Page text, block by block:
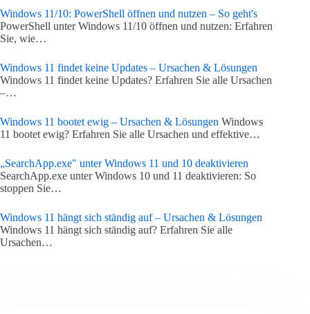
Windows 11/10: PowerShell öffnen und nutzen – So geht's
PowerShell unter Windows 11/10 öffnen und nutzen: Erfahren
Sie, wie…
Windows 11 findet keine Updates – Ursachen & Lösungen
Windows 11 findet keine Updates? Erfahren Sie alle Ursachen
–…
Windows 11 bootet ewig – Ursachen & Lösungen Windows
11 bootet ewig? Erfahren Sie alle Ursachen und effektive…
„SearchApp.exe" unter Windows 11 und 10 deaktivieren
SearchApp.exe unter Windows 10 und 11 deaktivieren: So
stoppen Sie…
Windows 11 hängt sich ständig auf – Ursachen & Lösungen
Windows 11 hängt sich ständig auf? Erfahren Sie alle
Ursachen…